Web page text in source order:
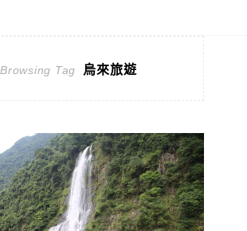
Browsing Tag 烏來旅遊